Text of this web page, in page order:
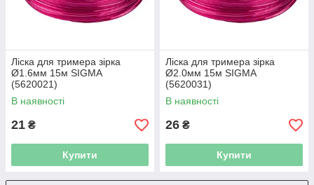
Ліска для тримера зірка
Ø1.6мм 15м SIGMA
(5620021)
В наявності
21 ₴
Купити
Ліска для тримера зірка
Ø2.0мм 15м SIGMA
(5620031)
В наявності
26 ₴
Купити